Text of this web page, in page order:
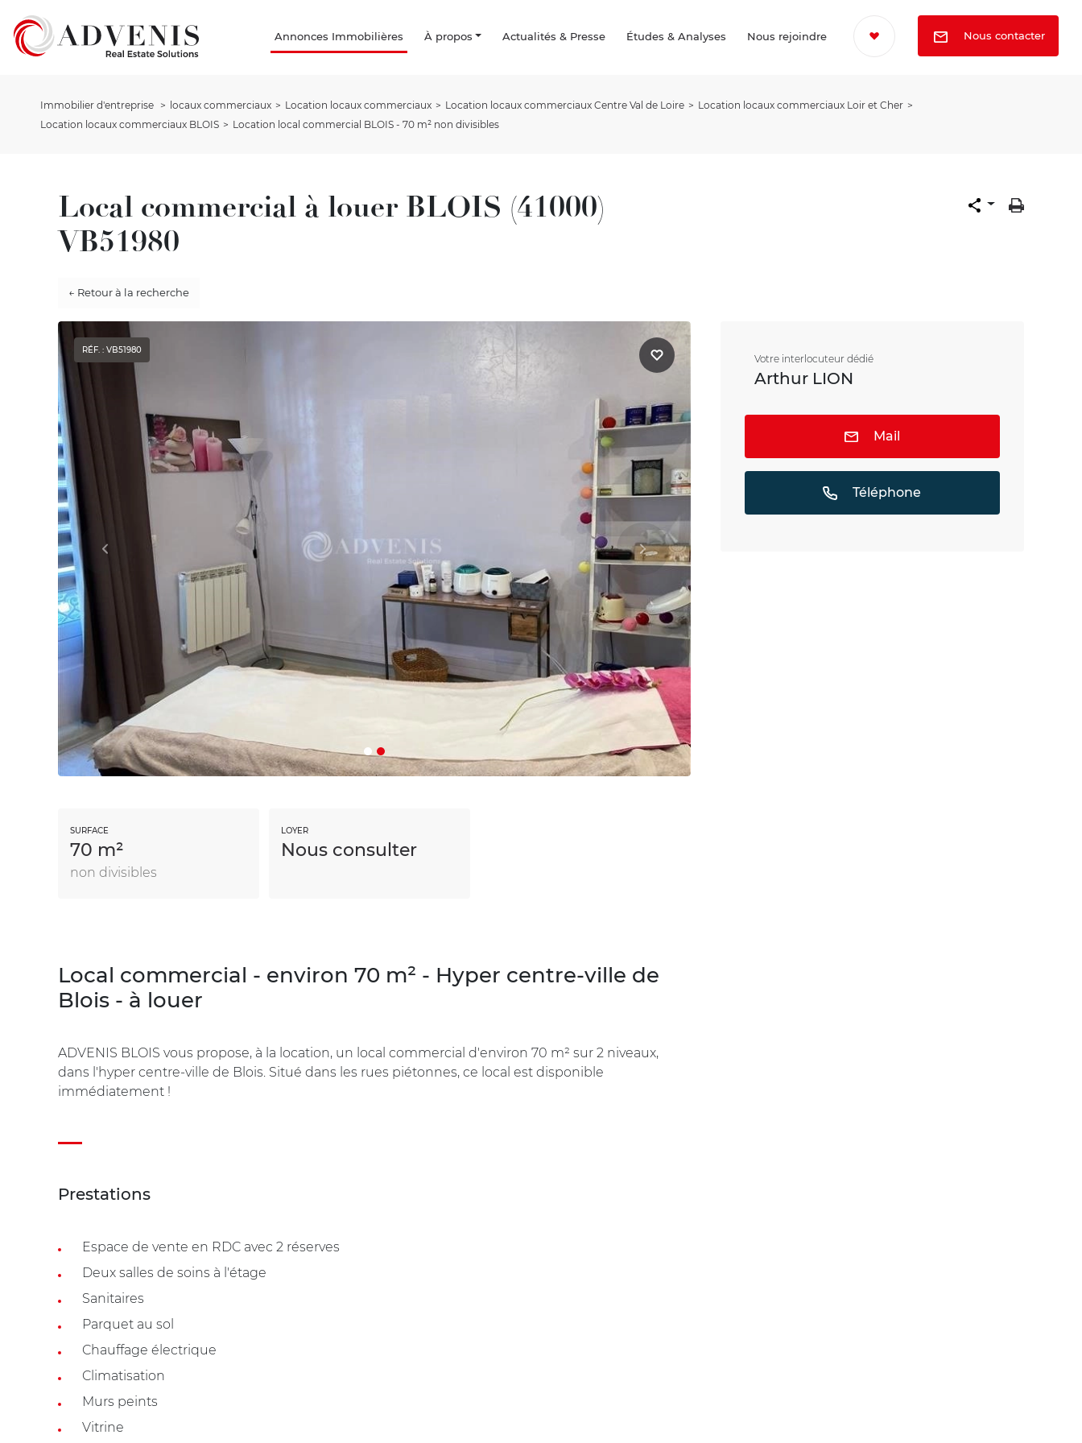
Annonces Immobilières À propos Actualités & Presse Études & Analyses Nous rejoindre Nous contacter
Immobilier d'entreprise locaux commerciaux Location locaux commerciaux Location locaux commerciaux Centre Val de Loire
Location locaux commerciaux Loir et Cher
Location locaux commerciaux BLOIS
Location local commercial BLOIS - 70 m² non divisibles
Local commercial à louer BLOIS (41000)
VB51980
← Retour à la recherche
RÉF. : VB51980
SURFACE
70 m²
non divisibles
LOYER
Nous consulter
Local commercial - environ 70 m² - Hyper centre-ville de
Blois - à louer
ADVENIS BLOIS vous propose, à la location, un local commercial d'environ 70 m² sur 2 niveaux,
dans l'hyper centre-ville de Blois. Situé dans les rues piétonnes, ce local est disponible
immédiatement !
Prestations
Espace de vente en RDC avec 2 réserves
Deux salles de soins à l'étage
Sanitaires
Parquet au sol
Chauffage électrique
Climatisation
Murs peints
Vitrine
Votre interlocuteur dédié
Arthur LION
Mail
Téléphone